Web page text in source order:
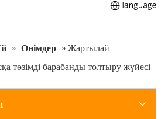
» Өнімдер »Жартылай
төзімді барабанды толтыру жүйесі